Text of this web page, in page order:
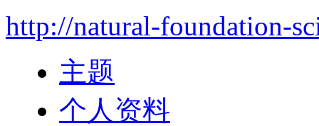
http://natural-foundation-
主题
个人资料